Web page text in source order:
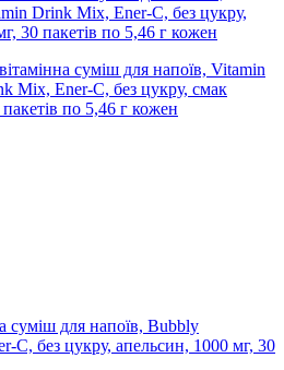
суміш для напоїв, Vitamin
Mix, Ener-C, без цукру, смак
по 5,46 г кожен